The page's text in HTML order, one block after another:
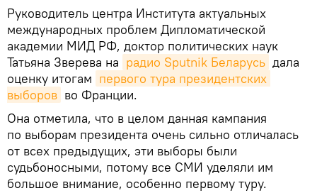
Руководитель центра Института актуальных
международных проблем Дипломатической
академии МИД РФ, доктор политических наук
Татьяна Зверева на радио Sputnik Беларусь дала
оценку итогам первого тура президентских
выборов во Франции.
Она отметила, что в целом данная кампания
по выборам президента очень сильно отличалась
от всех предыдущих, эти выборы были
судьбоносными, потому все СМИ уделяли им
большое внимание, особенно первому туру.